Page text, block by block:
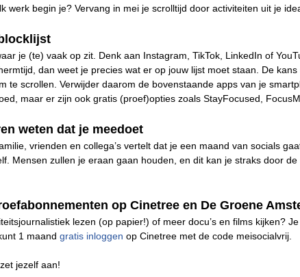
werk begin je? Vervang in mei je scrolltijd door activiteiten uit je
je (te) vaak op zit. Denk aan Instagram, TikTok, LinkedIn of
dan weet je precies wat er op jouw lijst moet staan. De
te scrollen. Verwijder daarom de bovenstaande apps van je
maar er zijn ook gratis (proef)opties zoals StayFocused,
weten dat je meedoet
vrienden en collega’s vertelt dat je een maand van socials
Mensen zullen je eraan gaan houden, en dit kan je straks door
op Cinetree en De Groene
lezen (op papier!) of meer docu’s en films kijken?
1 maand gratis inloggen op Cinetree met de code meisocialvrij.
jezelf aan!